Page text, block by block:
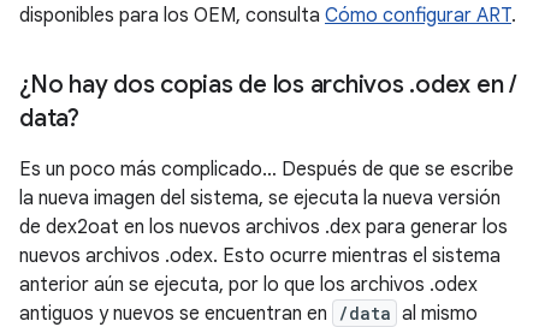
disponibles para los OEM, consulta Cómo configurar ART.
¿No hay dos copias de los archivos .odex en/
data?
Es un poco más complicado… Después de que se escribe
la nueva imagen del sistema, se ejecuta la nueva versión
de dex2oat en los nuevos archivos .dex para generar los
nuevos archivos .odex. Esto ocurre mientras el sistema
anterior aún se ejecuta, por lo que los archivos .odex
antiguos y nuevos se encuentran en
/data al mismo